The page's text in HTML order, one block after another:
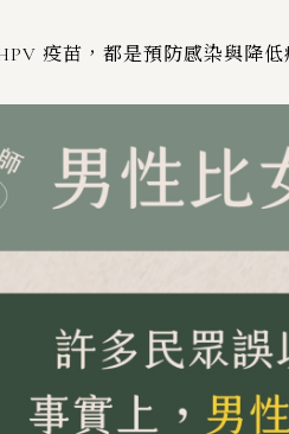
疫苗，都是預防感染與降低